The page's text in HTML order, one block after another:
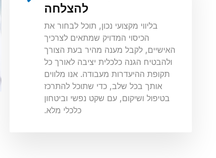
להצלחה
בליווי מקצועי נכון, תוכל לבחור את
הכיסוי המדויק שמתאים לצרכיך
האישיים, לקבל מענה מהיר בעת הצורך
ולהבטיח הגנה כלכלית יציבה לאורך כל
תקופת ההיעדרות מעבודה. אנו מלווים
אותך בכל שלב, כדי שתוכל להתרכז
בטיפול ושיקום, עם שקט נפשי וביטחון
כלכלי מלא.